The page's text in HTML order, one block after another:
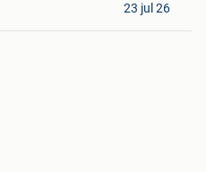
23 jul 26